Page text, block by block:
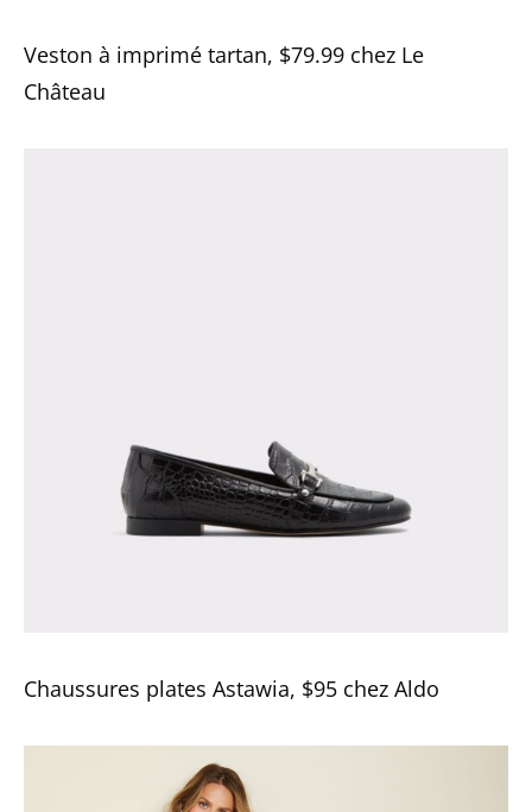
Veston à imprimé tartan, $79.99 chez Le
Château
Chaussures plates Astawia, $95 chez Aldo